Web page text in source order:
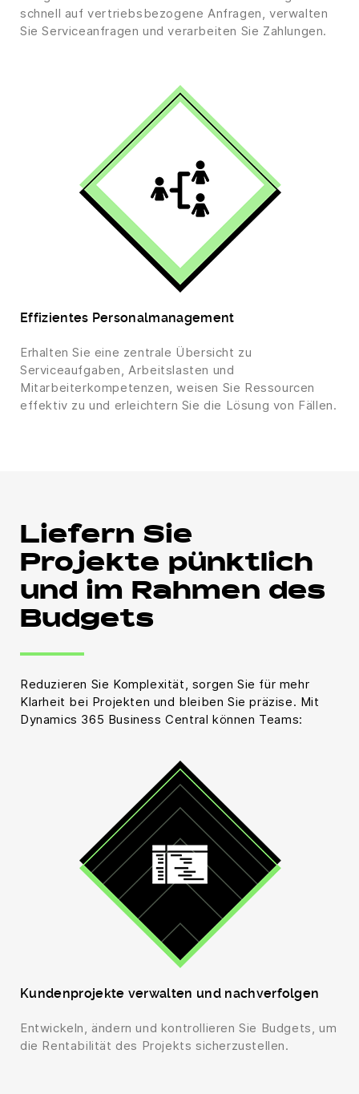
schnell auf vertriebsbezogene Anfragen, verwalten
Sie Serviceanfragen und verarbeiten Sie Zahlungen.
Effizientes Personalmanagement
Erhalten Sie eine zentrale Übersicht zu
Serviceaufgaben, Arbeitslasten und
Mitarbeiterkompetenzen, weisen Sie Ressourcen
effektiv zu und erleichtern Sie die Lösung von Fällen.
Liefern Sie
Projekte pünktlich
und im Rahmen des
Budgets
Reduzieren Sie Komplexität, sorgen Sie für mehr
Klarheit bei Projekten und bleiben Sie präzise. Mit
Dynamics 365 Business Central können Teams:
Kundenprojekte verwalten und nachverfolgen
Entwickeln, ändern und kontrollieren Sie Budgets, um
die Rentabilität des Projekts sicherzustellen.